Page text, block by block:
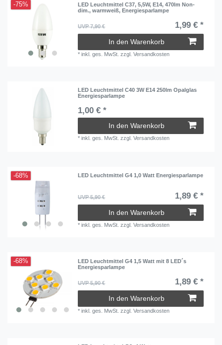
-75%
LED Leuchtmittel C37, 5,5W, E14, 470lm Non-
dim., warmweiß, Energiesparlampe
UVP 7,90 € 1,99 € *
In den Warenkorb
*inkl. ges. MwSt. zzgl.Versandkosten
LED Leuchtmittel C40 3W E14 250lm Opalglas
Energiesparlampe
1,00 € *
In den Warenkorb
*inkl. ges. MwSt. zzgl.Versandkosten
-68% LED Leuchtmittel G4 1,0 Watt Energiesparlampe
UVP 5,90 € 1,89 € *
In den Warenkorb
*inkl. ges. MwSt. zzgl.Versandkosten
-68%
LED Leuchtmittel G4 1,5 Watt mit 8 LED´s
Energiesparlampe
UVP 5,90 € 1,89 € *
In den Warenkorb
*inkl. ges. MwSt. zzgl.Versandkosten